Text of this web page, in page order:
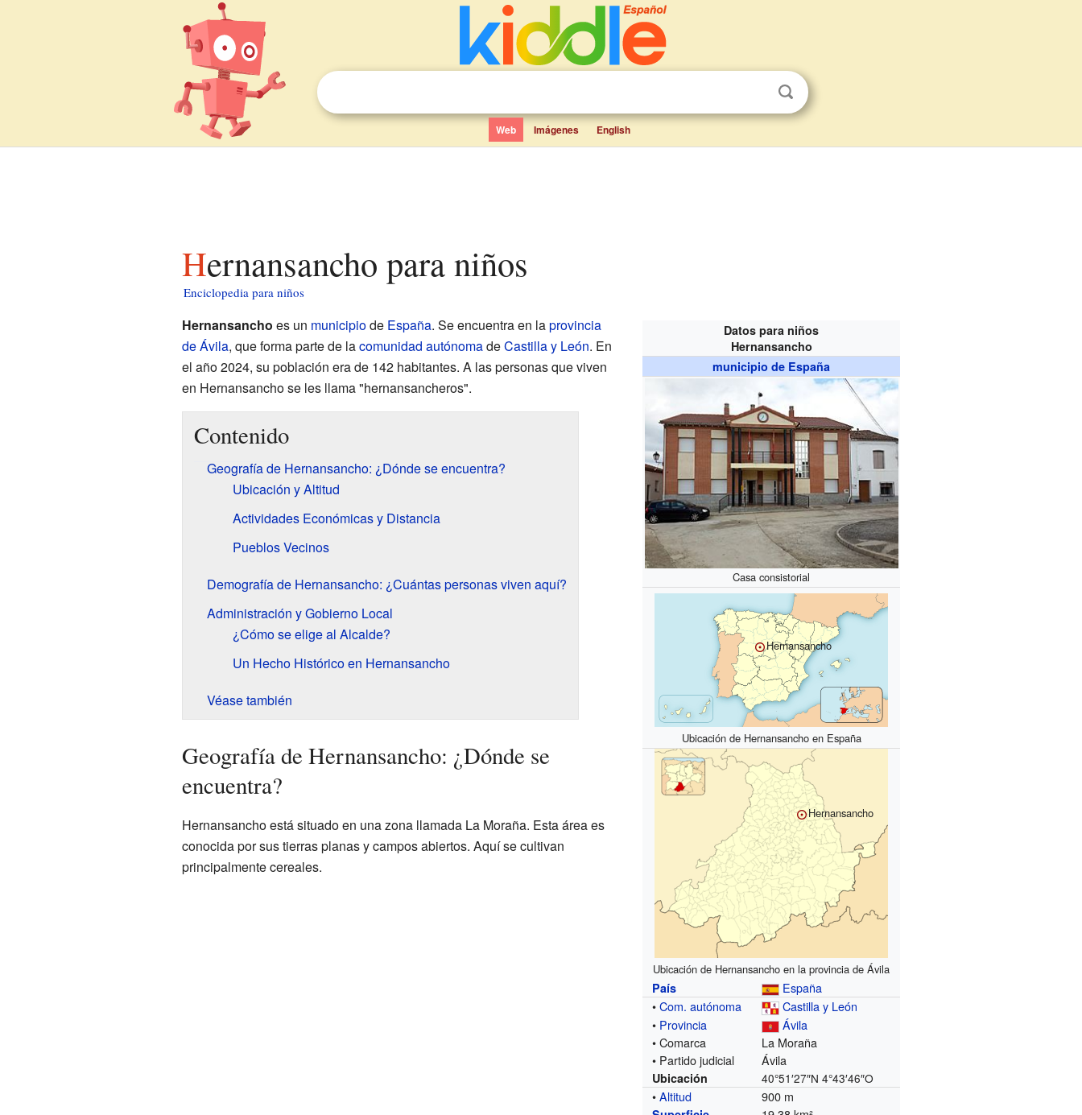
Web Imágenes English
Hernansancho para niños
Enciclopedia para niños
Datos para niños
Hernansancho
municipio de España
Casa consistorial
Hernansancho
Ubicación de Hernansancho en España
Hernansancho
Ubicación de Hernansancho en la provincia de Ávila
País
España
•Com. autónoma
Castilla y León
• Provincia
Ávila
• Comarca
La Moraña
• Partido judicial
Ávila
Ubicación 40°51′27″N 4°43′46″O
•Altitud 900 m
Hernansancho es un municipiode España. Se encuentra en laprovincia
de Ávila, que forma parte de lacomunidad autónomadeCastilla y León. En
el año 2024, su población era de 142 habitantes. A las personas que viven
en Hernansancho se les llama "hernansancheros".
Contenido
Geografía de Hernansancho: ¿Dónde se encuentra?
Ubicación y Altitud
Actividades Económicas y Distancia
Pueblos Vecinos
Demografía de Hernansancho: ¿Cuántas personas viven aquí?
Administración y Gobierno Local
¿Cómo se elige al Alcalde?
Un Hecho Histórico en Hernansancho
Véase también
Geografía de Hernansancho: ¿Dónde se
encuentra?
Hernansancho está situado en una zona llamada La Moraña. Esta área es
conocida por sus tierras planas y campos abiertos. Aquí se cultivan
principalmente cereales.